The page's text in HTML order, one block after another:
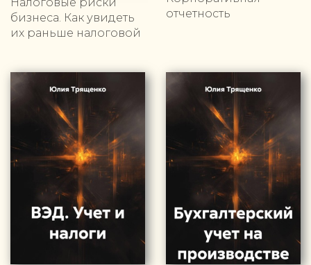
бизнеса. Как увидеть
их раньше налоговой
отчетность